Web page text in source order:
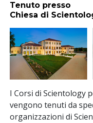
Tenuto presso
Chiesa di
I Corsi di Scientology
vengono tenuti da
organizzazioni di